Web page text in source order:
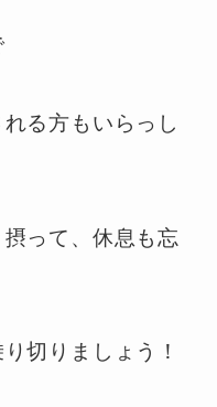
る方もいらっし
って、休息も忘
切りましょう！